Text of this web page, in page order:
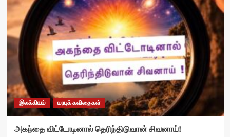
இலக்கியம் மரபுக் கவிதைகள்
அகந்தை விட்டோடினால் தெரிந்திடுவான் சிவனாய்!